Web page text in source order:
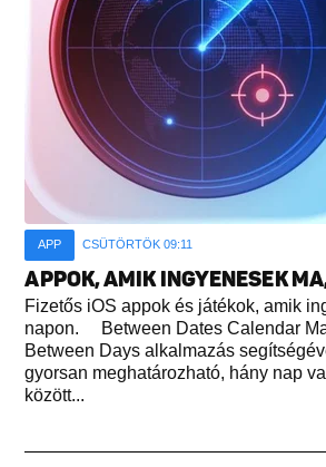
APP CSÜTÖRTÖK 09:11
APPOK, AMIK INGYENESEK
Fizetős iOS appok és játékok, amik
napon. Between Dates Calendar
Between Days alkalmazás
gyorsan meghatározható, hány nap
között...